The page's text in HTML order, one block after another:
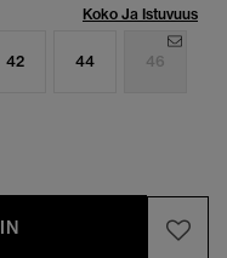
Koko Ja Istuvuus
42 44 46